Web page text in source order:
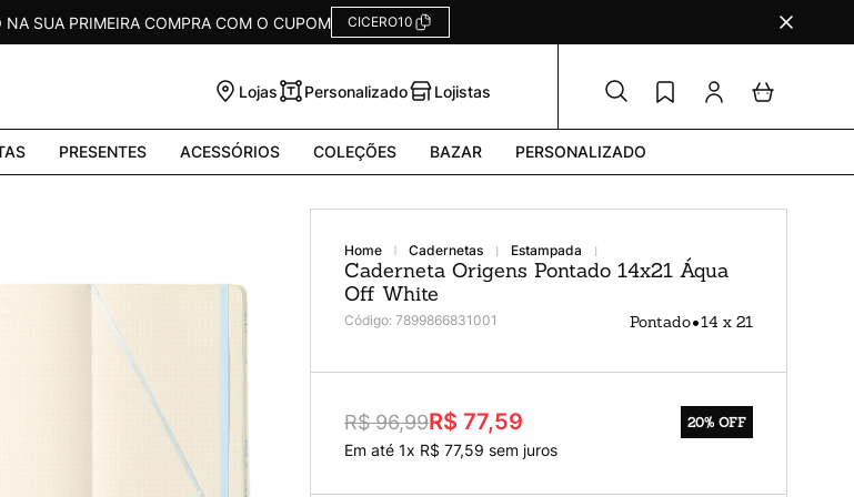
SUA PRIMEIRA COMPRA COM O CUPOM CICERO10
Lojas Personalizado Lojistas
PRESENTES ACESSÓRIOS COLEÇÕES BAZAR PERSONALIZADO
cadernetas estampada
Caderneta Origens Pontado 14x21 Áqua
Off White
Código: 7899866831001 Pontado•14 x 21
R$ 96,99R$ 77,59
Em até 1x R$ 77,59 sem juros
20% OFF